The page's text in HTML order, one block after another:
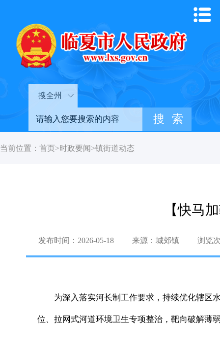
搜全州
当前位置： 首页>时政要闻 >镇街道动态
【快马
发布时间：2026-05-18 来源：城郊镇 浏览
为深入落实河长制工作要求，持续优化辖区
位、拉网式河道环境卫生专项整治，靶向破解薄